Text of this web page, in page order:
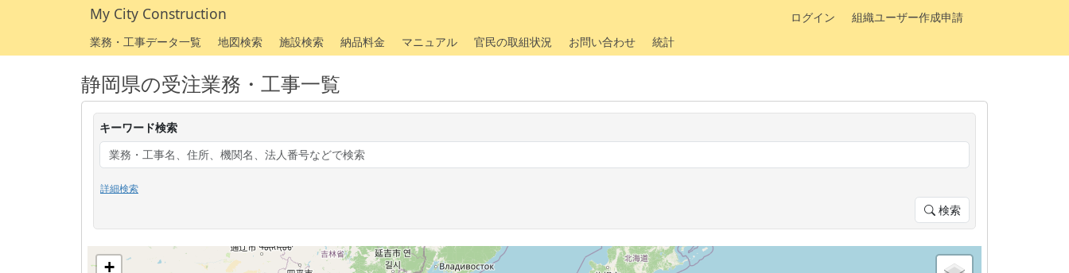
My City Construction ログイン
組織ユーザー作成申請
業務・工事データ一覧
地図検索 施設検索 納品料金 マニュアル 官民の取組状況 お問い合わせ 統計
静岡県の受注業務・工事一覧
キーワード検索
詳細検索
検索
+